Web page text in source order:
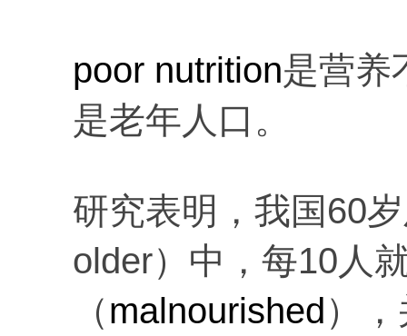
poor nutrition是营养
是老年人口。
研究表明，我国60
older）中，每10人
（malnourished）